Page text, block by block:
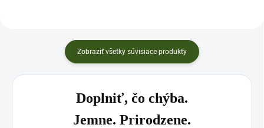
Zobraziť všetky súvisiace produkty
Doplniť, čo chýba.
Jemne. Prirodzene.